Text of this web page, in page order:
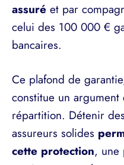
assuré et par
celui des 100 000 €
bancaires.
Ce plafond de
constitue un
répartition. Détenir
assureurs solides
cette protection, une